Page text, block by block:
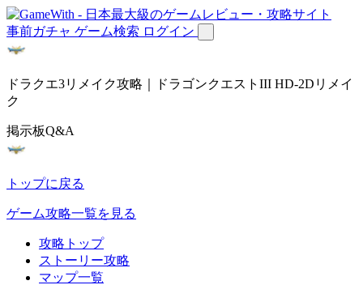
事前ガチャ ゲーム検索 ログイン
ドラクエ3リメイク攻略｜ドラゴンクエストIII HD-2Dリメイ
ク
掲示板Q&A
トップに戻る
ゲーム攻略一覧を見る
攻略トップ
ストーリー攻略
マップ一覧